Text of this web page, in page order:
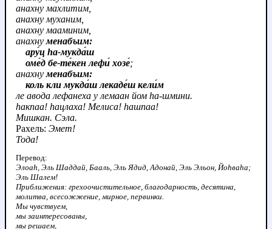
анахну махлитим,
анахну муханим,
анахну мааминим,
анахнуменабъим:
aру́ц hа‑мукда́ш
оме́д бе‑те́кен лефи́ хозе́;
анахнуменабъим:
коль кли мукда́ш лекаде́ш кели́м
ле авода лефанеха у лемаан йом hа-шмини.
hакпаа! hацлаха! Мелиса! hашпаа!
Мишкан. Сэла.
Рахель: Эмет!
Тода!
Перевод:
Элоаh, Эль Шаддай, Бааль, Эль Ядид, Адонай, Эль Эльон, Йоhваhа;
Эль Шалем!
Приближения: грехоочистительное, благодарность, десятина,
молитва, всесожжение, мирное, первинки.
Мы чувствуем,
мы заинтересованы,
мы решаем,